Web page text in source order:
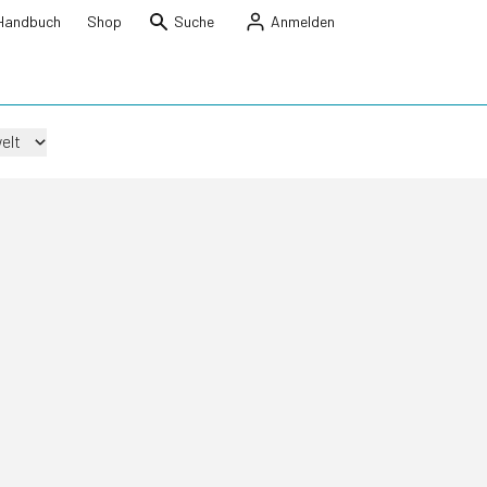
Shop Suche Anmelden